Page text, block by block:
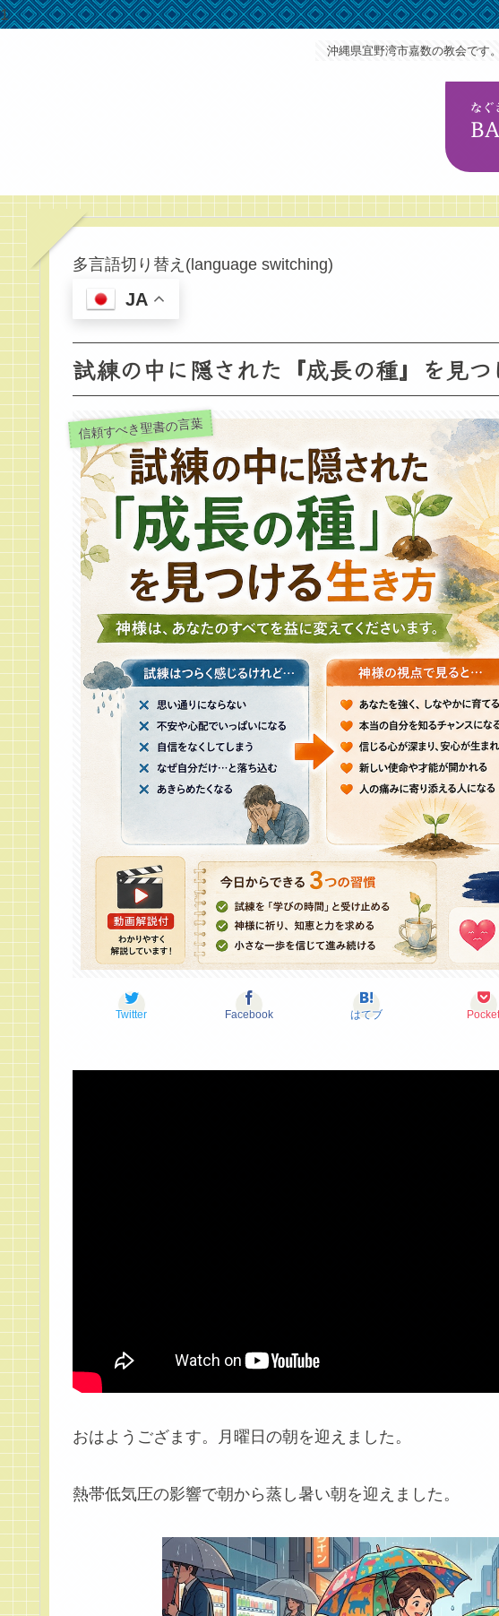
1
沖縄県宜野湾市嘉数の教会です
多言語切り替え(language switching)
JA
試練の中に隠された『成長の種』を見つ
信頼すべき聖書の言葉
Twitter Facebook はてブ Pocket
おはようござます。月曜日の朝を迎えました。
熱帯低気圧の影響で朝から蒸し暑い朝を迎えました。